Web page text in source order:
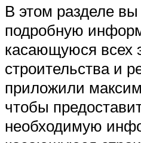
В этом разделе
подробную
касающуюся всех
строительства и
приложили
чтобы
необходимую